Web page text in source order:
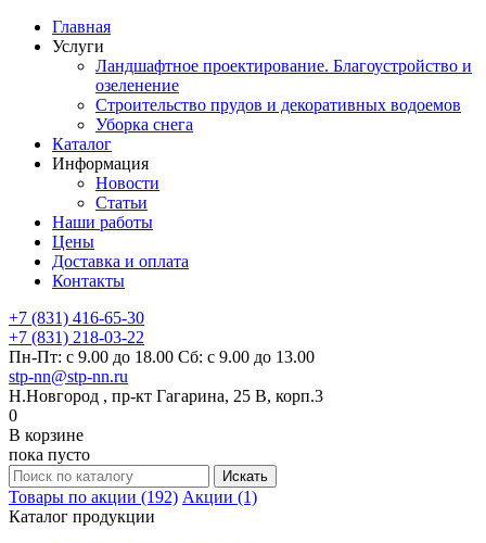
Главная
Услуги
Ландшафтное проектирование. Благоустройство и
озеленение
Строительство прудов и декоративных водоемов
Уборка снега
Каталог
Информация
Новости
Статьи
Наши работы
Цены
Доставка и оплата
Контакты
+7 (831) 416-65-30
+7 (831) 218-03-22
Пн-Пт: с 9.00 до 18.00 Сб: с 9.00 до 13.00
stp-nn@stp-nn.ru
Н.Новгород , пр-кт Гагарина, 25 В, корп.3
0
В корзине
пока пусто
Товары по акции (192) Акции (1)
Каталог продукции